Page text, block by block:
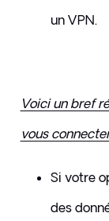
un VPN.
Voici un bref
vous
Si votre
des